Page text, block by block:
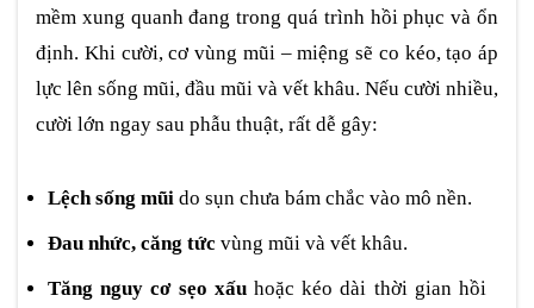
mềm xung quanh đang trong quá trình hồi phục và ổn
định. Khi cười, cơ vùng mũi – miệng sẽ co kéo, tạo áp
lực lên sống mũi, đầu mũi và vết khâu. Nếu cười nhiều,
cười lớn ngay sau phẫu thuật, rất dễ gây:
Lệch sống mũi do sụn chưa bám chắc vào mô nền.
Đau nhức, căng tức vùng mũi và vết khâu.
Tăng nguy cơ sẹo xấuhoặc kéo dài thời gian hồi